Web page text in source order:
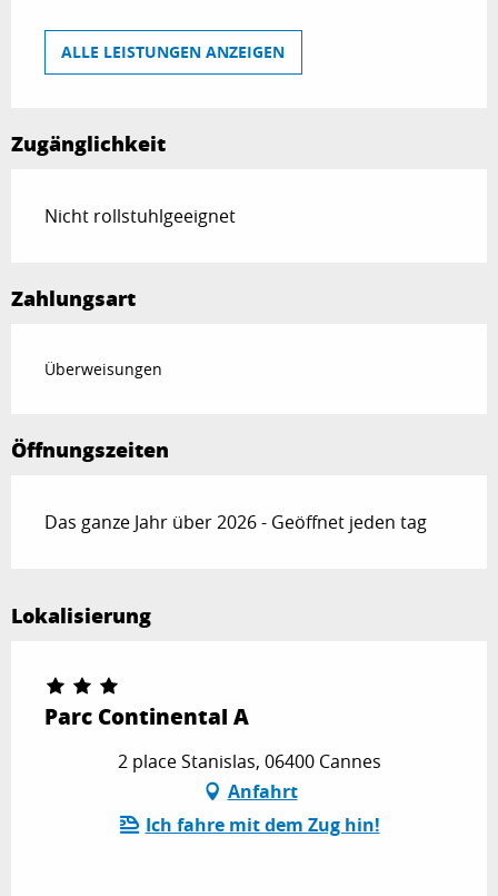
ALLE LEISTUNGEN ANZEIGEN
Zugänglichkeit
Nicht rollstuhlgeeignet
Zahlungsart
Überweisungen
Öffnungszeiten
Das ganze Jahr über 2026 - Geöffnet jeden tag
Lokalisierung
Parc Continental A
2 place Stanislas, 06400 Cannes
Anfahrt
Ich fahre mit dem Zug hin!